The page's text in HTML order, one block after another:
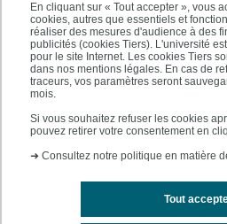
En cliquant sur « Tout accepter », vous
cookies, autres que essentiels et
réaliser des mesures d'audience à des
publicités (cookies Tiers). L'université
pour le site Internet. Les cookies Tiers
dans nos mentions légales. En cas de
traceurs, vos paramètres seront
mois.
Si vous souhaitez refuser les cookies
pouvez retirer votre consentement en
➜ Consultez notre politique en matière
Tout
SUIVEZ-NOUS